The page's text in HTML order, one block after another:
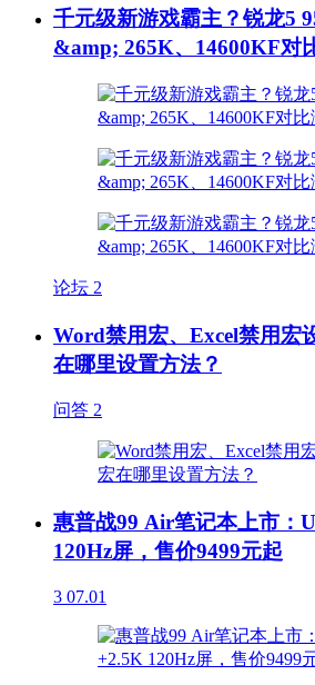
千元级新游戏霸主？锐龙5
&amp; 265K、14600KF对
论坛 2
Word禁用宏、Excel禁用宏
在哪里设置方法？
问答 2
惠普战99 Air笔记本上市：
120Hz屏，售价9499元起
3 07.01